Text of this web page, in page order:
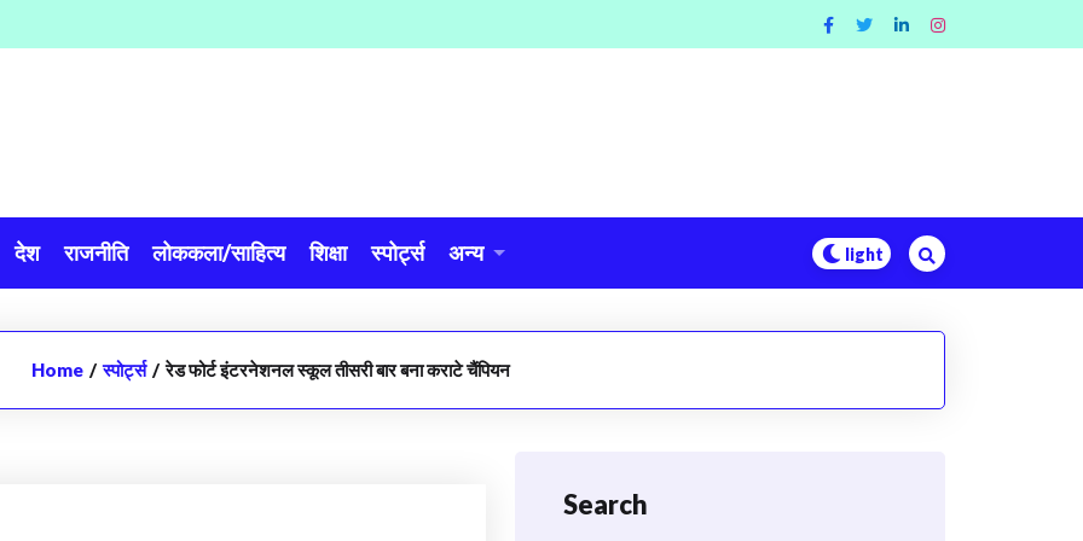
देश राजनीति लोककला/साहित्य शिक्षा स्पोर्ट्स अन्य
Home / स्पोर्ट्स / रेड फोर्ट इंटरनेशनल स्कूल तीसरी बार बना कराटे चैंपियन
Search